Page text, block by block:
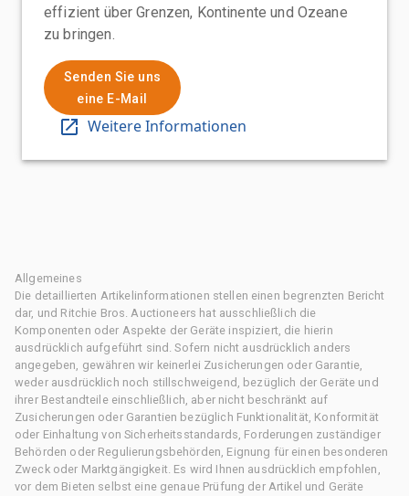
effizient über Grenzen, Kontinente und Ozeane
zu bringen.
Senden Sie uns
eine E-Mail
Weitere Informationen
Allgemeines
Die detaillierten Artikelinformationen stellen einen begrenzten Bericht
dar, und Ritchie Bros. Auctioneers hat ausschließlich die
Komponenten oder Aspekte der Geräte inspiziert, die hierin
ausdrücklich aufgeführt sind. Sofern nicht ausdrücklich anders
angegeben, gewähren wir keinerlei Zusicherungen oder Garantie,
weder ausdrücklich noch stillschweigend, bezüglich der Geräte und
ihrer Bestandteile einschließlich, aber nicht beschränkt auf
Zusicherungen oder Garantien bezüglich Funktionalität, Konformität
oder Einhaltung von Sicherheitsstandards, Forderungen zuständiger
Behörden oder Regulierungsbehörden, Eignung für einen besonderen
Zweck oder Marktgängigkeit. Es wird Ihnen ausdrücklich empfohlen,
vor dem Bieten selbst eine genaue Prüfung der Artikel und Geräte